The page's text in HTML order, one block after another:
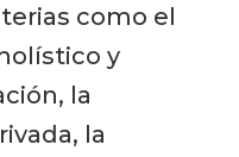
como el
y
la
la